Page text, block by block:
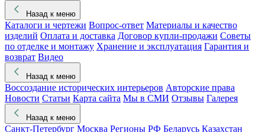
Назад к меню
Каталоги и чертежи Вопрос-ответ Материалы и качество
изделий Оплата и доставка Договор купли-продажи Советы
по отделке и монтажу Хранение и эксплуатация Гарантия и
возврат Видео
Назад к меню
Воссоздание исторических интерьеров Авторские права
Новости Статьи Карта сайта Мы в СМИ Отзывы Галерея
Назад к меню
Санкт-Петербург Москва Регионы РФ Беларусь Казахстан